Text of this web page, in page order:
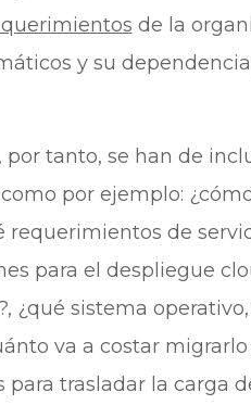
de la
y su
por tanto, se han de
por ejemplo:
requerimientos de
para el despliegue
¿qué sistema
va a costar
para trasladar la carga